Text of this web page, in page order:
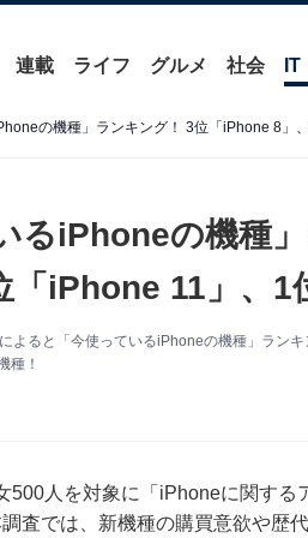
連載 ライフ グルメ 社会
るiPhoneの機種
iPhone 11」、1
よると「今使っているiPhoneの機種」ラン
種！
人を対象に「iPhoneに関する
査では、新機種の購買意欲や歴